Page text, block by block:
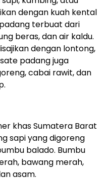
dengan kuah kental
terbuat dari
beras, dan air kaldu.
dengan lontong,
padang juga
cabai rawit, dan
khas Sumatera Barat
sapi yang digoreng
balado. Bumbu
bawang merah,
asam.